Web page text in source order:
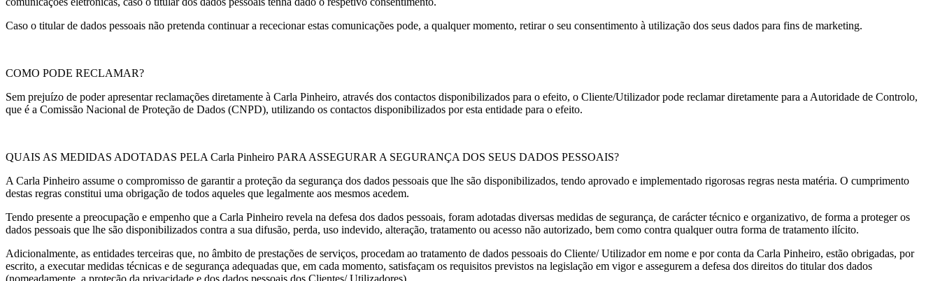
Caso o titular de dados pessoais não pretenda continuar a rececionar estas comunicações pode, a qualquer momento, retirar o seu consentimento à utilização dos seus dados para fins de marketing.
COMO PODE RECLAMAR?
Sem prejuízo de poder apresentar reclamações diretamente à Carla Pinheiro, através dos contactos disponibilizados para o efeito, o Cliente/Utilizador pode reclamar diretamente para a Autoridade de Controlo,
que é a Comissão Nacional de Proteção de Dados (CNPD), utilizando os contactos disponibilizados por esta entidade para o efeito.
QUAIS AS MEDIDAS ADOTADAS PELA Carla Pinheiro PARA ASSEGURAR A SEGURANÇA DOS SEUS DADOS PESSOAIS?
A Carla Pinheiro assume o compromisso de garantir a proteção da segurança dos dados pessoais que lhe são disponibilizados, tendo aprovado e implementado rigorosas regras nesta matéria. O cumprimento
destas regras constitui uma obrigação de todos aqueles que legalmente aos mesmos acedem.
Tendo presente a preocupação e empenho que a Carla Pinheiro revela na defesa dos dados pessoais, foram adotadas diversas medidas de segurança, de carácter técnico e organizativo, de forma a proteger os
dados pessoais que lhe são disponibilizados contra a sua difusão, perda, uso indevido, alteração, tratamento ou acesso não autorizado, bem como contra qualquer outra forma de tratamento ilícito.
Adicionalmente, as entidades terceiras que, no âmbito de prestações de serviços, procedam ao tratamento de dados pessoais do Cliente/ Utilizador em nome e por conta da Carla Pinheiro, estão obrigadas, por
escrito, a executar medidas técnicas e de segurança adequadas que, em cada momento, satisfaçam os requisitos previstos na legislação em vigor e assegurem a defesa dos direitos do titular dos dados
(nomeadamente, a proteção da privacidade e dos dados pessoais dos Clientes/ Utilizadores).